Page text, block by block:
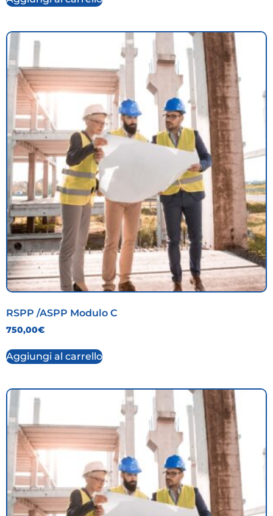
RSPP /ASPP Modulo C
750,00€
Aggiungi al carrello